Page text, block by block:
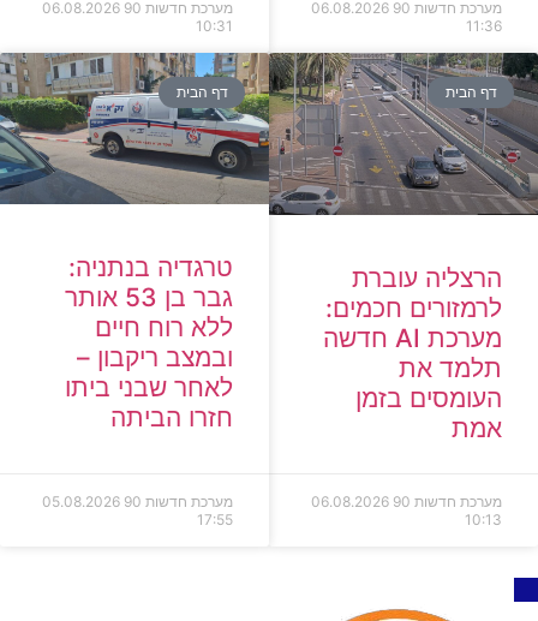
מערכת חדשות 90
06.08.2026
11:36
מערכת חדשות 90
06.08.2026
10:31
דף הבית
הרצליה עוברת
לרמזורים חכמים:
מערכת AI חדשה
תלמד את
העומסים בזמן
אמת
מערכת חדשות 90
06.08.2026
10:13
דף הבית
טרגדיה בנתניה:
גבר בן 53 אותר
ללא רוח חיים
ובמצב ריקבון –
לאחר שבני ביתו
חזרו הביתה
מערכת חדשות 90
05.08.2026
17:55